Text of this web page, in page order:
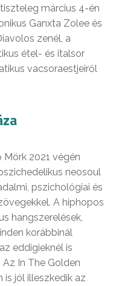
március 4-én
Ganxta Zolee és
zenél, a
étel- és italsor
vacsoraestjeiről
2021 végén
neosoul
pszichológiai és
A hiphopos
hangszerelések,
korábbinál
eddigieknél is
In The Golden
is jól illeszkedik az